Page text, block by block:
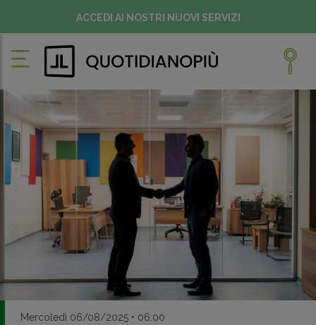
ACCEDI AI NOSTRI NUOVI SERVIZI
Mercoledì 06/08/2025 • 06:00